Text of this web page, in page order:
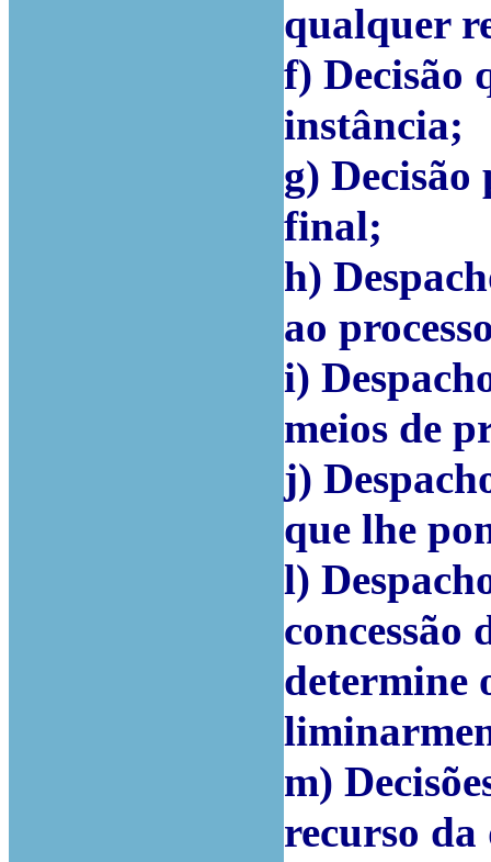
qualquer
f) Decisão
instância;
g)
final;
h)
ao
i)
meios de
j)
que lhe
l)
concessão
determine
m)
recurso